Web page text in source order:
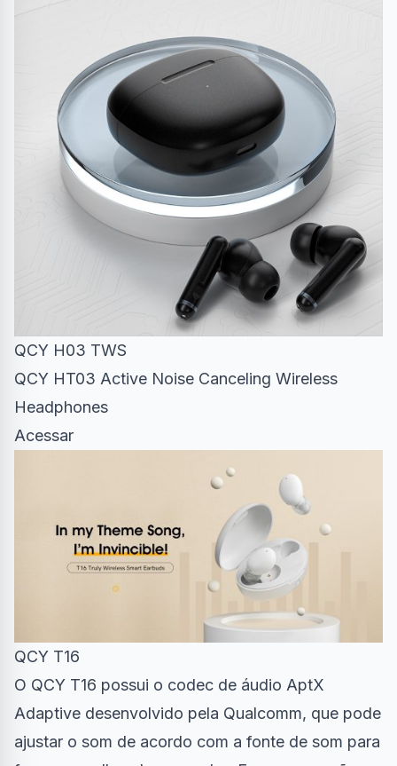
QCY H03 TWS
QCY HT03 Active Noise Canceling Wireless
Headphones
Acessar
QCY T16
O QCY T16 possui o codec de áudio AptX
Adaptive desenvolvido pela Qualcomm, que pode
ajustar o som de acordo com a fonte de som para